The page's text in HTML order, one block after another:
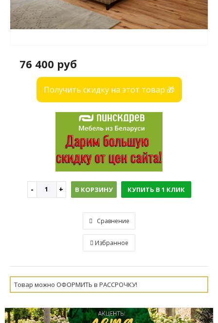
76 400 руб
Получить скидку на этот товар 🎁
В КОРЗИНУ КУПИТЬ В 1 КЛИК
Сравнение
Избранное
Товар можно ОФОРМИТЬ в РАССРОЧКУ!